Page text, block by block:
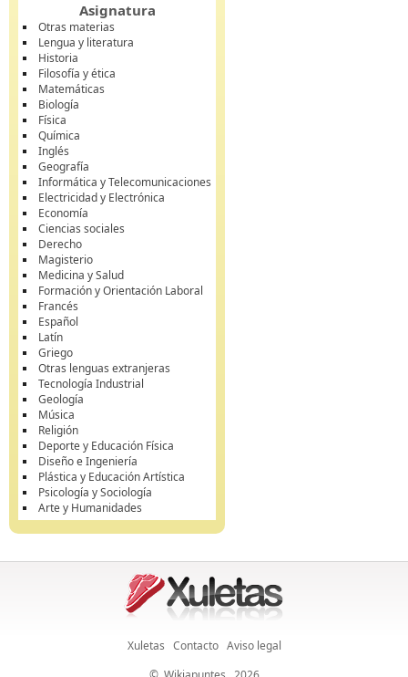
Asignatura
Otras materias
Lengua y literatura
Historia
Filosofía y ética
Matemáticas
Biología
Física
Química
Inglés
Geografía
Informática y Telecomunicaciones
Electricidad y Electrónica
Economía
Ciencias sociales
Derecho
Magisterio
Medicina y Salud
Formación y Orientación Laboral
Francés
Español
Latín
Griego
Otras lenguas extranjeras
Tecnología Industrial
Geología
Música
Religión
Deporte y Educación Física
Diseño e Ingeniería
Plástica y Educación Artística
Psicología y Sociología
Arte y Humanidades
Xuletas Contacto Aviso legal